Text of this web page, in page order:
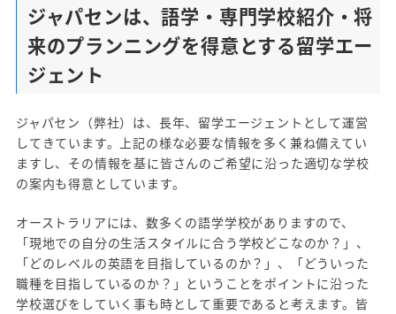
ジャパセンは、語学・専門学校紹介・将
来のプランニングを得意とする留学エー
ジェント
ジャパセン（弊社）は、長年、留学エージェントとして運営
してきています。上記の様な必要な情報を多く兼ね備えてい
ますし、その情報を基に皆さんのご希望に沿った適切な学校
の案内も得意としています。
オーストラリアには、数多くの語学学校がありますので、
「現地での自分の生活スタイルに合う学校どこなのか？」、
「どのレベルの英語を目指しているのか？」、「どういった
職種を目指しているのか？」ということをポイントに沿った
学校選びをしていく事も時として重要であると考えます。皆